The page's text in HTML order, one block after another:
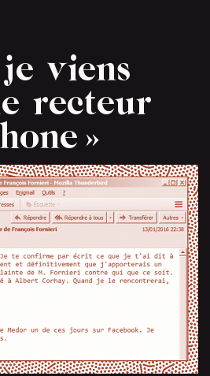
viens
recteur
»